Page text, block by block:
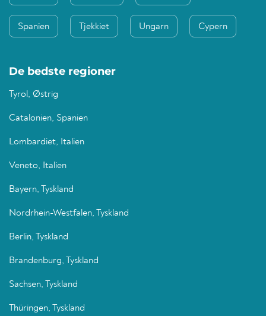
Spanien Tjekkiet Ungarn Cypern
De bedste regioner
Tyrol, Østrig
Catalonien, Spanien
Lombardiet, Italien
Veneto, Italien
Bayern, Tyskland
Nordrhein-Westfalen, Tyskland
Berlin, Tyskland
Brandenburg, Tyskland
Sachsen, Tyskland
Thüringen, Tyskland